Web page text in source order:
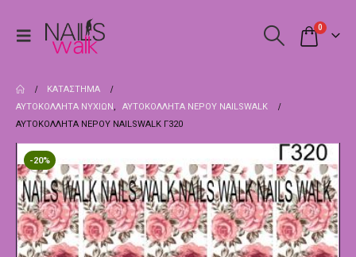
0
ΚΑΤΆΣΤΗΜΑ
ΑΥΤΟΚΌΛΛΗΤΑ ΝΥΧΙΏΝ,
ΑΥΤΟΚΌΛΛΗΤΑ ΝΕΡΟΎ NAILSWALK
ΑΥΤΟΚΌΛΛΗΤΑ ΝΕΡΟΎ NAILSWALK Γ320
-20%